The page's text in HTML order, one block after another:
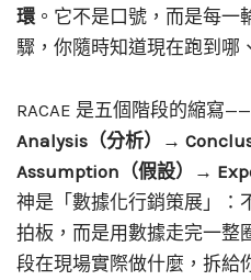
環 。它不是口號，而是每
驟，你隨時知道現在跑到哪
RACAE 是五個階段的縮寫——
Analysis（分析）→
Assumption（假設）→
神是「數據化行銷策展」：
拍板，而是用數據走完一整
段在現場實際做什麼，拆給